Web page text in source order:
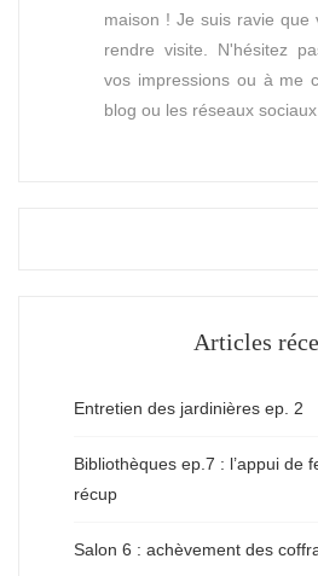
maison ! Je suis ravie que
rendre visite. N'hésitez
vos impressions ou à me
blog ou les réseaux
Articles
Entretien des jardinières ep. 2
Bibliothèques ep.7 : l’appui de
récup
Salon 6 : achèvement des